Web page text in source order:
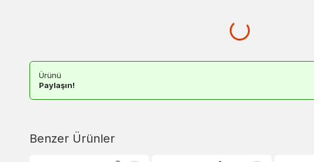
Ürünü
Paylaşın!
Benzer Ürünler